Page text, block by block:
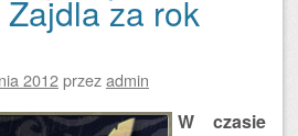
za rok
2012przezadmin
W czasie